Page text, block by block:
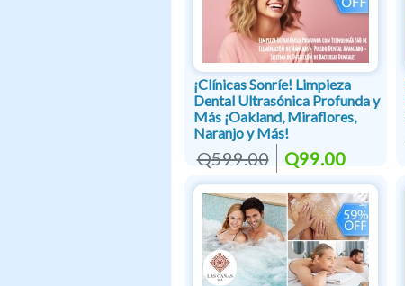
¡Clínicas Sonríe! Limpieza
Dental Ultrasónica Profunda y
Más ¡Oakland, Miraflores,
Naranjo y Más!
Q599.00 Q99.00